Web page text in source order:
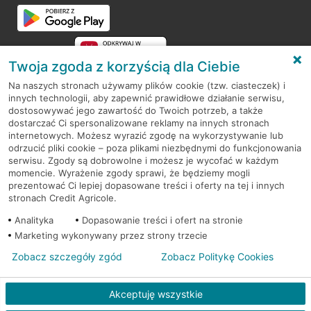
RODO
Regulamin serwisu
Mapa serwisu
PolitykaCookies
© 2026 Credit Agricole Bank Polska S.A. Wszelkie prawa zastrzeżone
Twoja zgoda z korzyścią dla Ciebie
Na naszych stronach używamy plików cookie (tzw. ciasteczek) i
innych technologii, aby zapewnić prawidłowe działanie serwisu,
dostosowywać jego zawartość do Twoich potrzeb, a także
dostarczać Ci spersonalizowane reklamy na innych stronach
internetowych. Możesz wyrazić zgodę na wykorzystywanie lub
odrzucić pliki cookie – poza plikami niezbędnymi do funkcjonowania
serwisu. Zgody są dobrowolne i możesz je wycofać w każdym
momencie. Wyrażenie zgody sprawi, że będziemy mogli
prezentować Ci lepiej dopasowane treści i oferty na tej i innych
stronach Credit Agricole.
Analityka
Dopasowanie treści i ofert na stronie
Marketing wykonywany przez strony trzecie
Akceptuję wszystkie
Zobacz szczegóły zgód Zobacz Politykę Cookies